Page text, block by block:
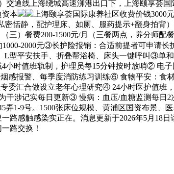
交通线上海绕城高速泖港出口下，上海颐享荟
资本
上海颐享荟国际康养社区收费价钱3000
恬静，配护理床、如厕、服药提示+翻身拍背
三）餐费200-1500元/月（三餐两点，养分师
2000元③长护险报销：合适前提者可申请长
型平安扶手、折叠帮浴椅、床头一键呼叫③单
小时值班轨制，护理员每15分钟按时放哨② 电
感报警、每季度消防练习训练⑥ 食物平安：食
汇合做设立老年心理研究④ 24小时医护值班
干涉记实每日更新③ 慢病：血压/血糖监测每
1-9号。1500张床位规模、黄浦区国资布景、
感触感染实正在。消息更新于2026年5月18
路交换！